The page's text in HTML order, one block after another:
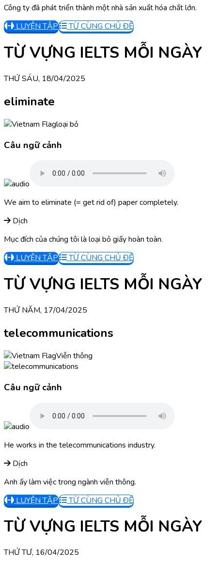
Công ty đã phát triển thành một nhà sản xuất hóa chất lớn.
LUYỆN TẬP
TỪ CÙNG CHỦ ĐỀ
TỪ VỰNG IELTS MỖI NGÀY
THỨ SÁU, 18/04/2025
eliminate
loại bỏ
Câu ngữ cảnh
We aim to eliminate (= get rid of) paper completely.
Dịch
Mục đích của chúng tôi là loại bỏ giấy hoàn toàn.
LUYỆN TẬP
TỪ CÙNG CHỦ ĐỀ
TỪ VỰNG IELTS MỖI NGÀY
THỨ NĂM, 17/04/2025
telecommunications
Viễn thông
Câu ngữ cảnh
He works in the telecommunications industry.
Dịch
Anh ấy làm việc trong ngành viễn thông.
LUYỆN TẬP
TỪ CÙNG CHỦ ĐỀ
TỪ VỰNG IELTS MỖI NGÀY
THỨ TƯ, 16/04/2025